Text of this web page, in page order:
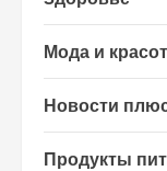
Мода и
Новости
Продукты